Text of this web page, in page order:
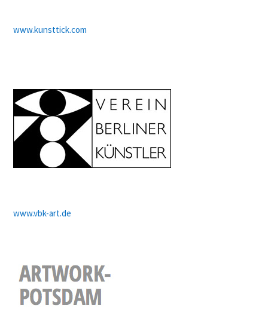
www.kunsttick.com
www.vbk-art.de